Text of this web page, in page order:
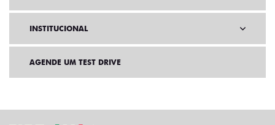
INSTITUCIONAL
AGENDE UM TEST DRIVE